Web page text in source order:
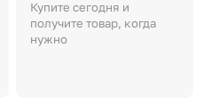
Купите сегодня и
получите товар, когда
нужно